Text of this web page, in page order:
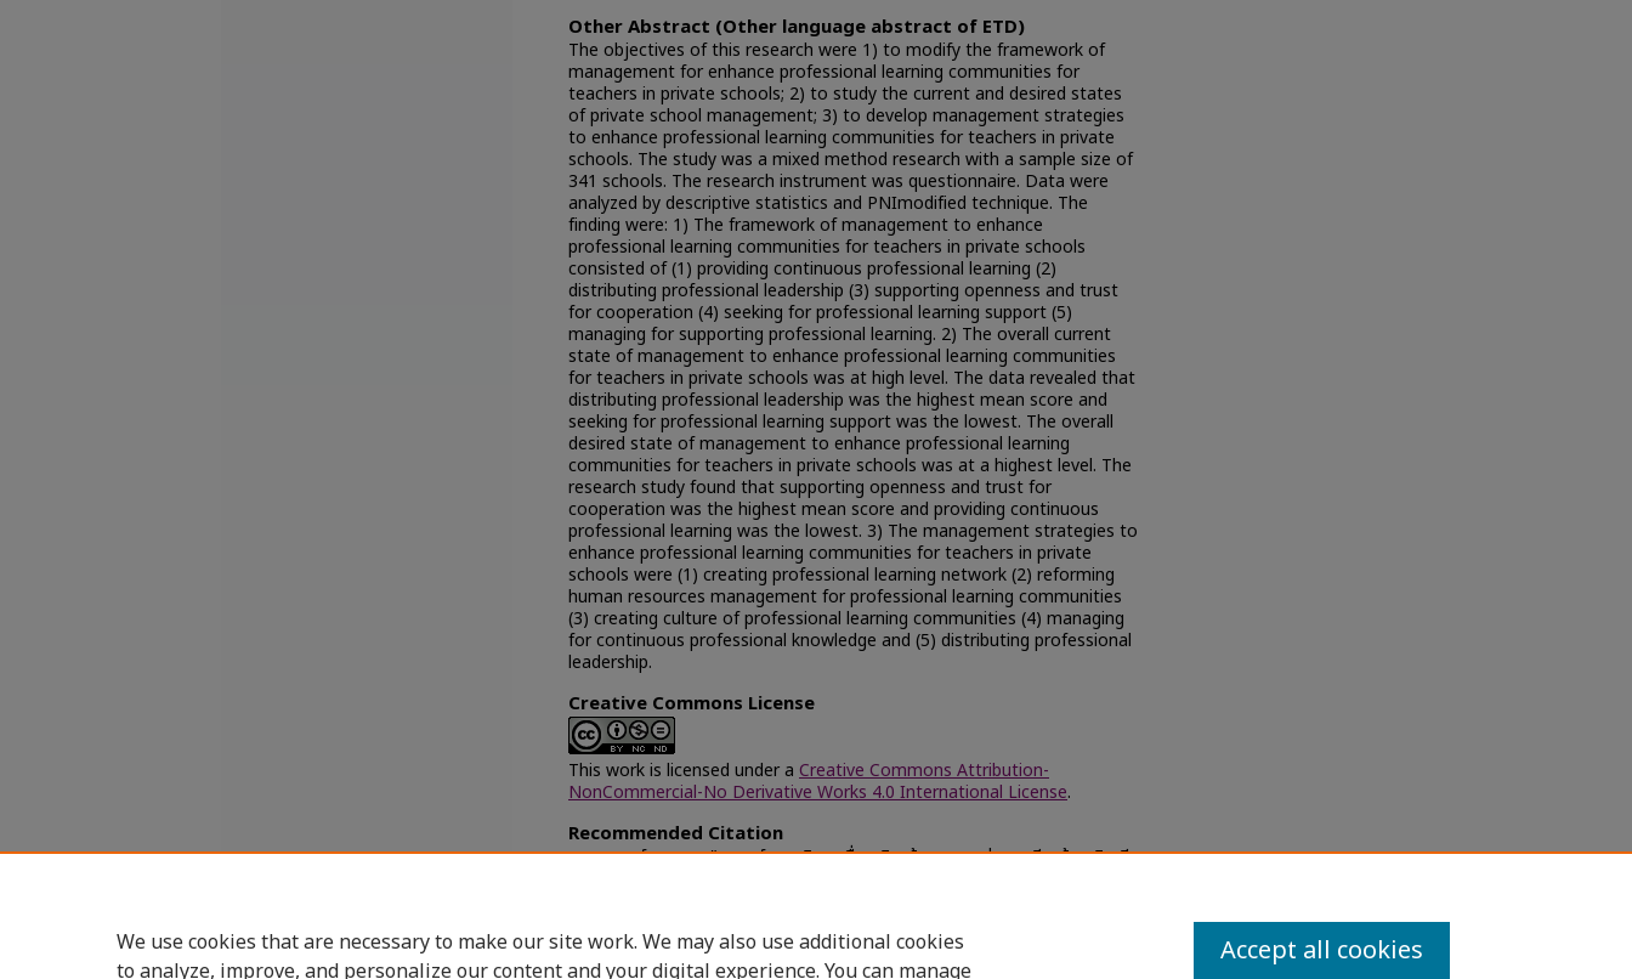
Other Abstract (Other language abstract of ETD)
The objectives of this research were 1) to modify the framework of
management for enhance professional learning communities for
teachers in private schools; 2) to study the current and desired states
of private school management; 3) to develop management strategies
to enhance professional learning communities for teachers in private
schools. The study was a mixed method research with a sample size of
341 schools. The research instrument was questionnaire. Data were
analyzed by descriptive statistics and PNImodified technique. The
finding were: 1) The framework of management to enhance
professional learning communities for teachers in private schools
consisted of (1) providing continuous professional learning (2)
distributing professional leadership (3) supporting openness and trust
for cooperation (4) seeking for professional learning support (5)
managing for supporting professional learning. 2) The overall current
state of management to enhance professional learning communities
for teachers in private schools was at high level. The data revealed that
distributing professional leadership was the highest mean score and
seeking for professional learning support was the lowest. The overall
desired state of management to enhance professional learning
communities for teachers in private schools was at a highest level. The
research study found that supporting openness and trust for
cooperation was the highest mean score and providing continuous
professional learning was the lowest. 3) The management strategies to
enhance professional learning communities for teachers in private
schools were (1) creating professional learning network (2) reforming
human resources management for professional learning communities
(3) creating culture of professional learning communities (4) managing
for continuous professional knowledge and (5) distributing professional
leadership.
Creative Commons License
This work is licensed under a Creative Commons Attribution-
NonCommercial-No Derivative Works 4.0 International License.
Recommended Citation
สุวรรณวงศ์, อนุสรา, "กลยุทธ์การบริหารเพื่อเสริมสร้างชุมชนแห่งการเรียนรู้ทางวิชาชีพ
We use cookies that are necessary to make our site work. We may also use additional cookies
to analyze, improve, and personalize our content and your digital experience. You can manage
Accept all cookies